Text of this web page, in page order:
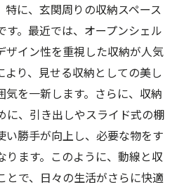
特に、玄関周りの収納スペース
す。最近では、オープンシェル
ザイン性を重視した収納が人気
より、見せる収納としての美し
気を一新します。さらに、収納
に、引き出しやスライド式の棚
い勝手が向上し、必要な物をす
ります。このように、動線と収
とで、日々の生活がさらに快適